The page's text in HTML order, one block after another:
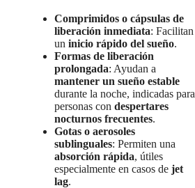
Comprimidos o cápsulas de
liberación inmediata: Facilitan
un inicio rápido del sueño.
Formas de liberación
prolongada: Ayudan a
mantener un sueño estable
durante la noche, indicadas para
personas con despertares
nocturnos frecuentes.
Gotas o aerosoles
sublinguales: Permiten una
absorción rápida, útiles
especialmente en casos de jet
lag.